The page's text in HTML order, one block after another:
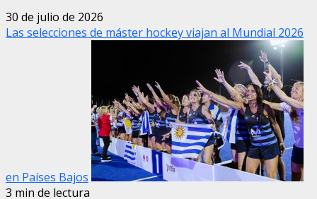
30 de julio de 2026
Las selecciones de máster hockey viajan al Mundial 2026
en Países Bajos
3 min de lectura